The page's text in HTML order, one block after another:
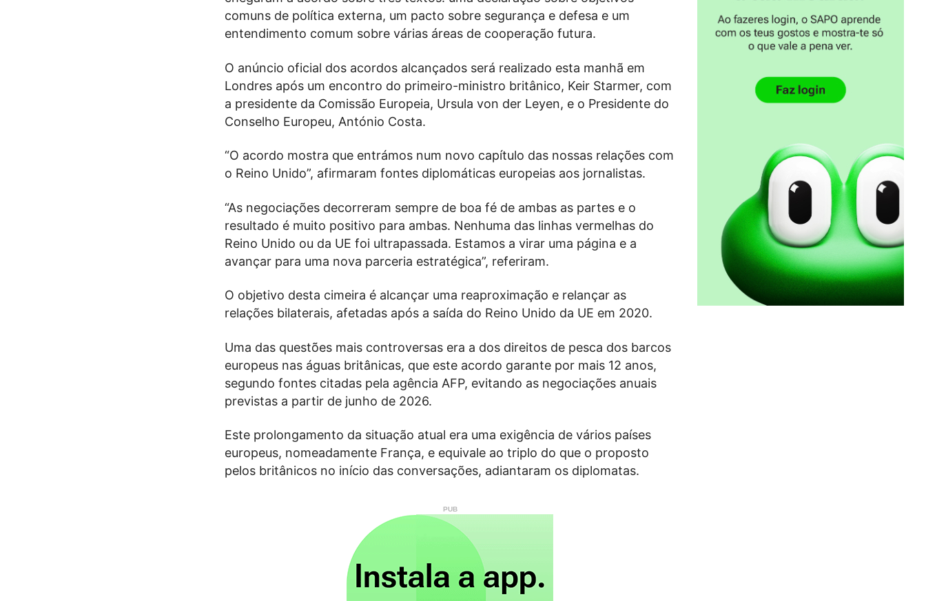
comuns de política externa, um pacto sobre segurança e defesa e um
entendimento comum sobre várias áreas de cooperação futura.
O anúncio oficial dos acordos alcançados será realizado esta manhã em
Londres após um encontro do primeiro-ministro britânico, Keir Starmer, com
a presidente da Comissão Europeia, Ursula von der Leyen, e o Presidente do
Conselho Europeu, António Costa.
“O acordo mostra que entrámos num novo capítulo das nossas relações com
o Reino Unido”, afirmaram fontes diplomáticas europeias aos jornalistas.
“As negociações decorreram sempre de boa fé de ambas as partes e o
resultado é muito positivo para ambas. Nenhuma das linhas vermelhas do
Reino Unido ou da UE foi ultrapassada. Estamos a virar uma página e a
avançar para uma nova parceria estratégica”, referiram.
O objetivo desta cimeira é alcançar uma reaproximação e relançar as
relações bilaterais, afetadas após a saída do Reino Unido da UE em 2020.
Uma das questões mais controversas era a dos direitos de pesca dos barcos
europeus nas águas britânicas, que este acordo garante por mais 12 anos,
segundo fontes citadas pela agência AFP, evitando as negociações anuais
previstas a partir de junho de 2026.
Este prolongamento da situação atual era uma exigência de vários países
europeus, nomeadamente França, e equivale ao triplo do que o proposto
pelos britânicos no início das conversações, adiantaram os diplomatas.